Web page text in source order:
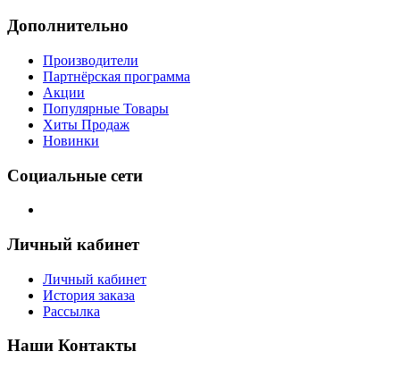
Дополнительно
Производители
Партнёрская программа
Акции
Популярные Товары
Хиты Продаж
Новинки
Социальные сети
Личный кабинет
Личный кабинет
История заказа
Рассылка
Наши Контакты